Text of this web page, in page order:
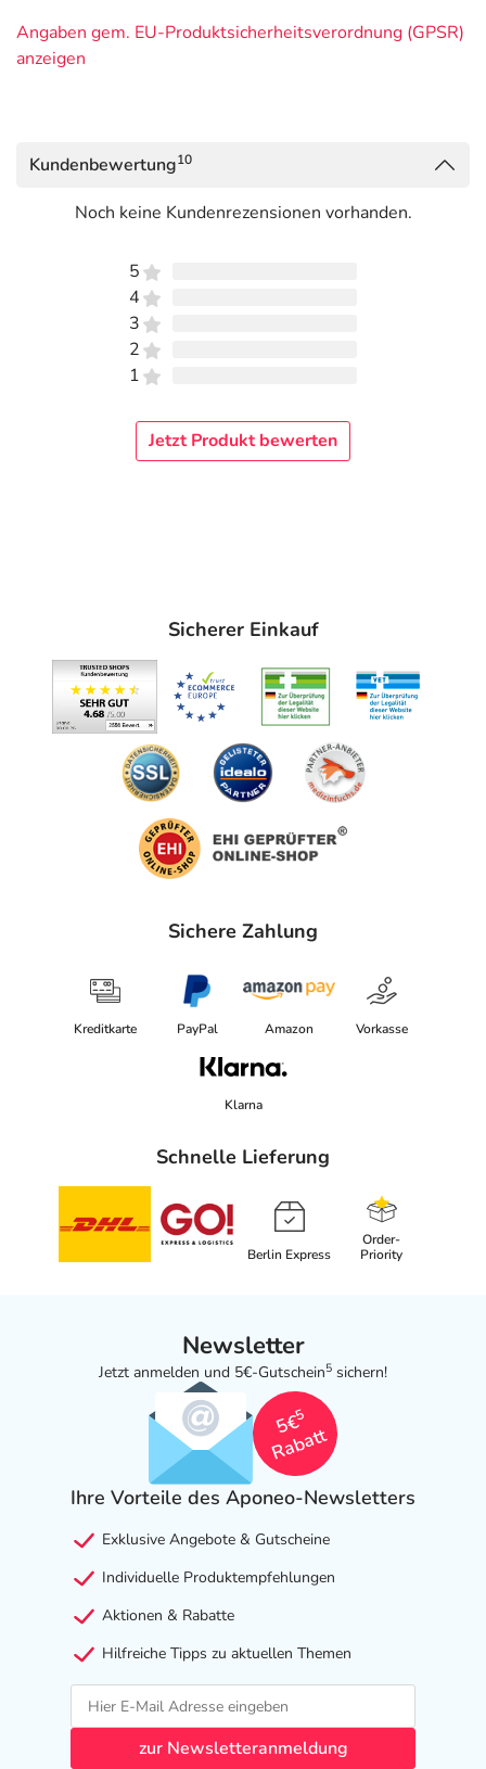
Angaben gem. EU-Produktsicherheitsverordnung (GPSR)
anzeigen
Kundenbewertung10
Noch keine Kundenrezensionen vorhanden.
5
4
3
2
1
Jetzt Produkt bewerten
Sicherer Einkauf
Sichere Zahlung
Kreditkarte PayPal Amazon Vorkasse
Klarna
Schnelle Lieferung
Berlin Express
Order-
Priority
Newsletter
Jetzt anmelden und 5€-Gutschein5 sichern!
5€
5
Rabatt
Ihre Vorteile des Aponeo-Newsletters
Exklusive Angebote & Gutscheine
Individuelle Produktempfehlungen
Aktionen & Rabatte
Hilfreiche Tipps zu aktuellen Themen
zur Newsletteranmeldung